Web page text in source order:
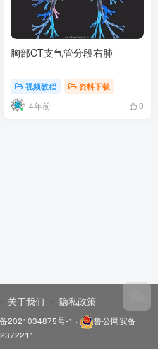
胸部CT支气管分段右肺
视频教程 资料下载
4年前 0
关于我们 隐私政策
2021034875号-1 ·
鲁公网安备